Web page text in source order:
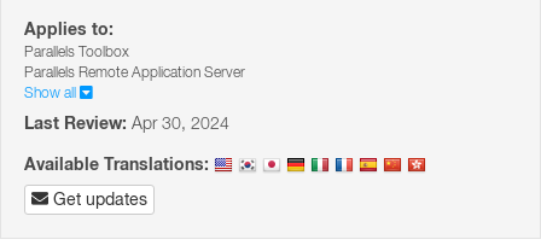
Applies to:
Parallels Toolbox
Parallels Remote Application Server
Show all
Last Review: Apr 30, 2024
Available Translations:
Get updates